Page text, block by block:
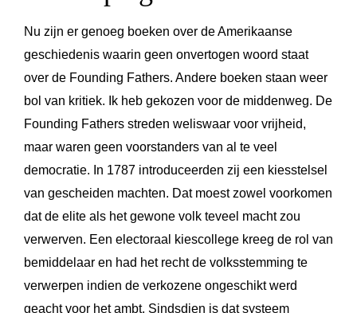
Nu zijn er genoeg boeken over de Amerikaanse
geschiedenis waarin geen onvertogen woord staat
over de Founding Fathers. Andere boeken staan weer
bol van kritiek. Ik heb gekozen voor de middenweg. De
Founding Fathers streden weliswaar voor vrijheid,
maar waren geen voorstanders van al te veel
democratie. In 1787 introduceerden zij een kiesstelsel
van gescheiden machten. Dat moest zowel voorkomen
dat de elite als het gewone volk teveel macht zou
verwerven. Een electoraal kiescollege kreeg de rol van
bemiddelaar en had het recht de volksstemming te
verwerpen indien de verkozene ongeschikt werd
geacht voor het ambt. Sindsdien is dat systeem